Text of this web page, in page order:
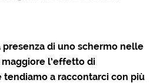
presenza di uno schermo nelle
maggiore l’effetto di
tendiamo a raccontarci con più